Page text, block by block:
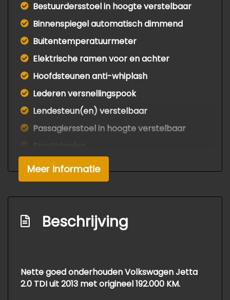
Bestuurdersstoel in hoogte verstelbaar
Binnenspiegel automatisch dimmend
Buitentemperatuurmeter
Elektrische ramen voor en achter
Hoofdsteunen anti-whiplash
Lederen versnellingspook
Lendesteun(en) verstelbaar
Passagiersstoel in hoogte verstelbaar
Stuur leder
Stuur verstelbaar
Stuurbekrachtiging snelheidsafhankelijk
Exterieur
Buitenspiegels in carrosseriekleur
Centrale vergrendeling met
Meer informatie
Beschrijving
Nette goed onderhouden Volkswagen Jetta
2.0 TDI uit 2013 met origineel 192.000 KM.